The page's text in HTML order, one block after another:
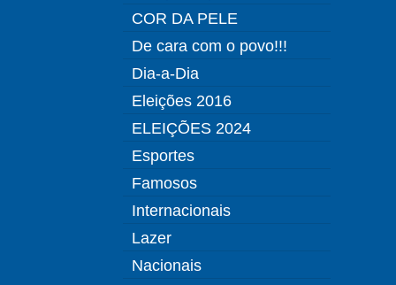
COR DA PELE
De cara com o povo!!!
Dia-a-Dia
Eleições 2016
ELEIÇÕES 2024
Esportes
Famosos
Internacionais
Lazer
Nacionais